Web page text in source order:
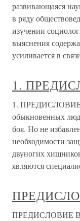
развивающаяся
в ряду
изучении
выяснения
усиливается в
1.
1. ПРЕДИСЛОВИЕ
обыкновенных
боя. Но не
необходимости
двуногих
являются
ПРЕДИСЛОВИЕ В